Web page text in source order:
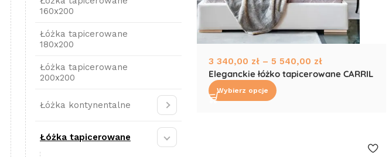
160x200
Łóżka tapicerowane
180x200
Łóżka tapicerowane
200x200
Łóżka kontynentalne
Łóżka tapicerowane
3 340,00 zł – 5 540,00 zł
Eleganckie łóżko tapicerowane CARRIL
Wybierz opcje